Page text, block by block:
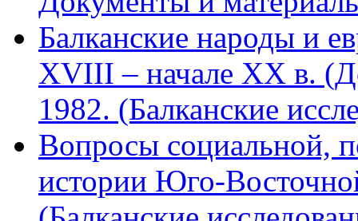
Балканские народы и
XVIII – начале XX в.
1982. (Балканские
Вопросы социальной,
истории Юго-